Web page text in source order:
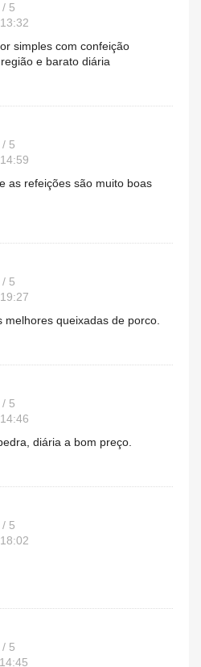
/ 5
simples com confeição
e barato diária
/ 5
as refeições são muito boas
/ 5
melhores queixadas de porco.
/ 5
diária a bom preço.
/ 5
/ 5